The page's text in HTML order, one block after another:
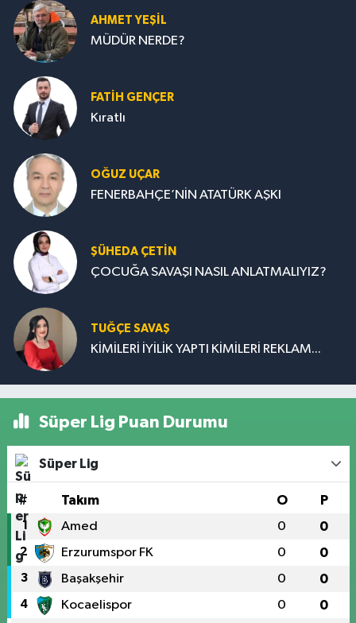
AHMET YEŞİL
MÜDÜR NERDE?
FATIH GENÇER
Kıratlı
OĞUZ UÇAR
FENERBAHÇE’NİN ATATÜRK AŞKI
ŞÜHEDA ÇETİN
ÇOCUĞA SAVAŞI NASIL ANLATMALIYIZ?
TUĞÇE SAVAŞ
KİMİLERİ İYİLİK YAPTI KİMİLERİ REKLAM...
Süper Lig Puan Durumu
Süper Lig
# Takım O P
1 Amed 0 0
2 Erzurumspor FK 0 0
3 Başakşehir 0 0
4 Kocaelispor 0 0